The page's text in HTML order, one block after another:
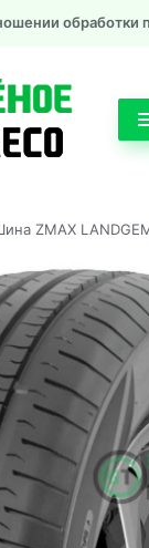
обработки
ZMAX